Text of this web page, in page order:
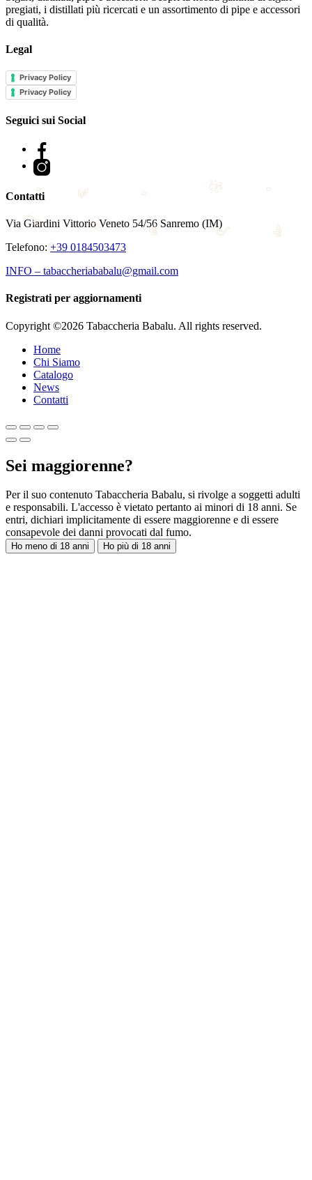
pregiati, i distillati più ricercati e un assortimento di pipe e accessori
di qualità.
Legal
Privacy Policy
Privacy Policy
Seguici sui Social
Facebook
Instagram
Contatti
Via Giardini Vittorio Veneto 54/56 Sanremo (IM)
Telefono:+39 0184503473
INFO – tabaccheriababalu@gmail.com
Registrati per aggiornamenti
Copyright ©2026 Tabaccheria Babalu. All rights reserved.
Home
Chi Siamo
Catalogo
News
Contatti
Sei maggiorenne?
Per il suo contenuto Tabaccheria Babalu, si rivolge a soggetti adulti
e responsabili. L'accesso è vietato pertanto ai minori di 18 anni. Se
entri, dichiari implicitamente di essere maggiorenne e di essere
consapevole dei danni provocati dal fumo.
Ho meno di 18 anni Ho più di 18 anni